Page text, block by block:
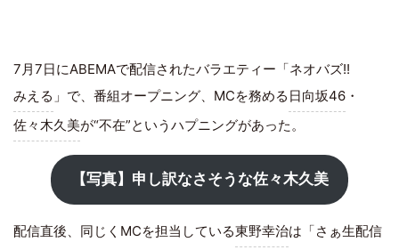
7月7日にABEMAで配信されたバラエティー「ネオバズ!!
みえる 」で、番組オープニング、MCを務める 日向坂46 ・
佐々木久美が“不在”というハプニングがあった。
【写真】申し訳なさそうな佐々木久美
配信直後、同じくMCを担当している東野幸治は「さぁ生配信